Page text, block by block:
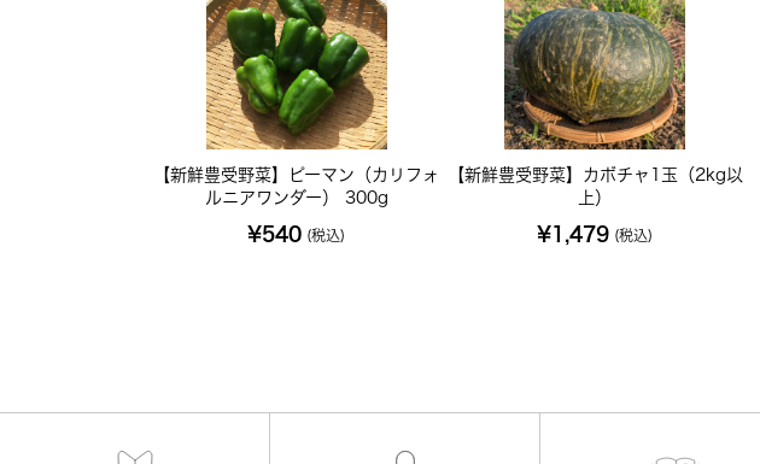
【新鮮豊受野菜】ピーマン（カリフォ
ルニアワンダー） 300g
¥540 (税込)
【新鮮豊受野菜】カボチャ1玉（2kg以
上）
¥1,479 (税込)